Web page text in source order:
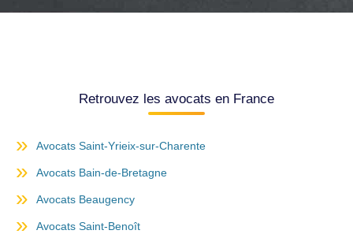
Retrouvez les avocats en France
Avocats Saint-Yrieix-sur-Charente
Avocats Bain-de-Bretagne
Avocats Beaugency
Avocats Saint-Benoît